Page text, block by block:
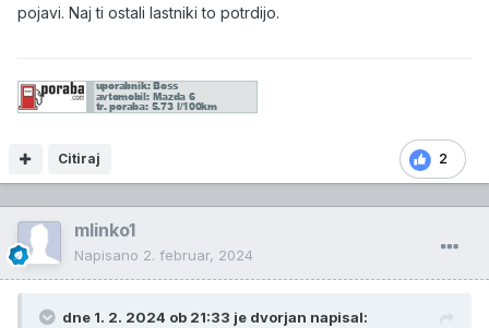
pojavi. Naj ti ostali lastniki to potrdijo.
2
Citiraj
mlinko1
Napisano 2. februar, 2024
dne 1. 2. 2024 ob 21:33 je dvorjan napisal: